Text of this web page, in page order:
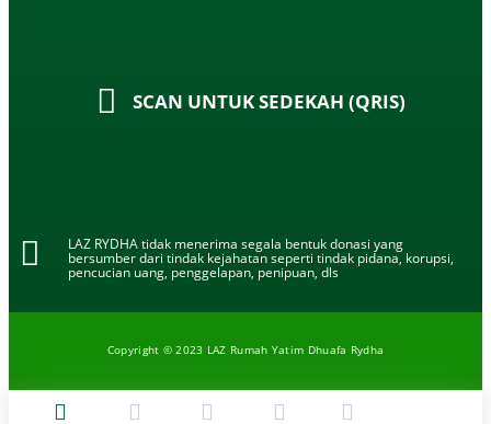
SCAN UNTUK SEDEKAH (QRIS)
LAZ RYDHA tidak menerima segala bentuk donasi yang
bersumber dari tindak kejahatan seperti tindak pidana, korupsi,
pencucian uang, penggelapan, penipuan, dls
Copyright © 2023 LAZ Rumah Yatim Dhuafa Rydha